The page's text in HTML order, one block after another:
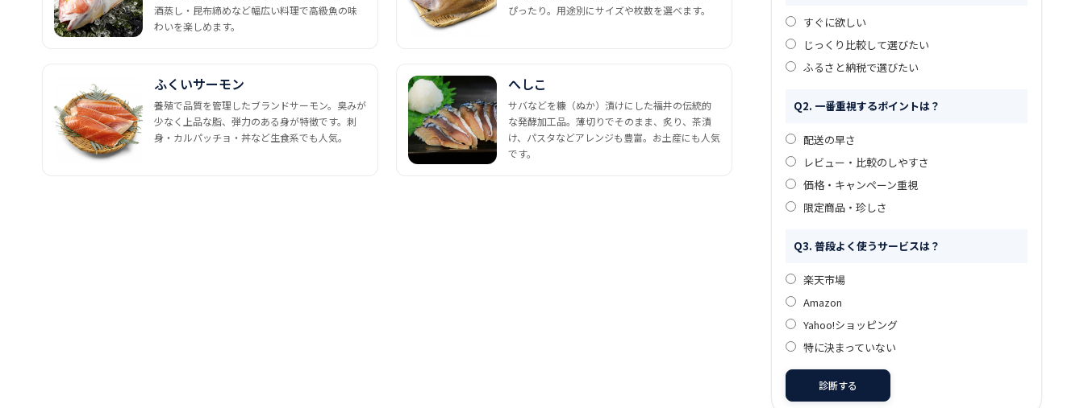
酒蒸し・昆布締めなど幅広い料理で高級魚の味
わいを楽しめます。
ぴったり。用途別にサイズや枚数を選べます。
ふくいサーモン
養殖で品質を管理したブランドサーモン。臭みが
少なく上品な脂、弾力のある身が特徴です。刺
身・カルパッチョ・丼など生食系でも人気。
へしこ
サバなどを糠（ぬか）漬けにした福井の伝統的
な発酵加工品。薄切りでそのまま、炙り、茶漬
け、パスタなどアレンジも豊富。お土産にも人気
です。
すぐに欲しい
じっくり比較して選びたい
ふるさと納税で選びたい
Q2. 一番重視するポイントは？
配送の早さ
レビュー・比較のしやすさ
価格・キャンペーン重視
限定商品・珍しさ
Q3. 普段よく使うサービスは？
楽天市場
Amazon
Yahoo!ショッピング
特に決まっていない
診断する